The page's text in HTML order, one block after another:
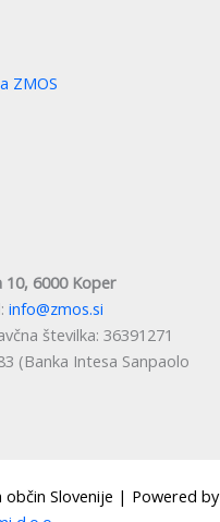
ZMOS
10, 6000 Koper
info@zmos.si
številka: 36391271
(Banka Intesa Sanpaolo
Slovenije | Powered by